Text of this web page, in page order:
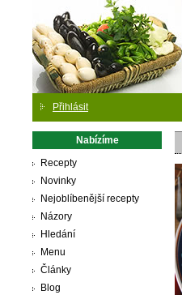
Přihlásit
Nabízíme
Recepty
Novinky
Nejoblíbenější recepty
Názory
Hledání
Menu
Články
Blog